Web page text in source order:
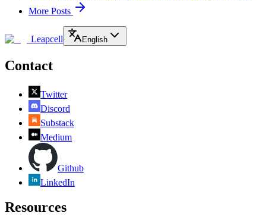
More Posts
Leapcell English
Contact
Twitter
Discord
Substack
Medium
Github
LinkedIn
Resources